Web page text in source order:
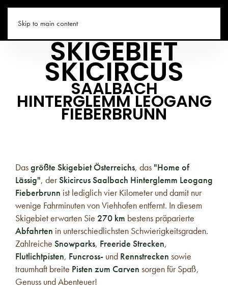
Skip to main content
VIEHHOFEN.CO
SKIGEBIET
SKICIRCUS
SAALBACH
HINTERGLEMM LEOGANG
FIEBERBRUNN
Dasgrößte Skigebiet Österreichs, das"Home of
Lässig", derSkicircus Saalbach Hinterglemm Leogang
Fieberbrunn ist lediglich vier Kilometer und damit nur
wenige Fahrminuten von Viehhofen entfernt. In diesem
Skigebiet erwarten Sie 270 km bestens präparierte
Abfahrten in unterschiedlichsten Schwierigkeitsgraden.
Zahlreiche Snowparks, Freeride Strecken,
Flutlichtpisten, Funcross- und Rennstrecken sowie
traumhaft breite Pisten zum Carven sorgen für Spaß,
Genuss und Abenteuer!